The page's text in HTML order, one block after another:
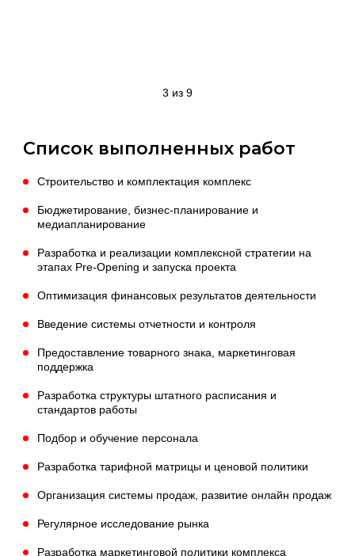
4 из 9
Список выполненных работ
Строительство и комплектация комплекс
Бюджетирование, бизнес-планирование и
медиапланирование
Разработка и реализации комплексной стратегии на
этапах Pre-Opening и запуска проекта
Оптимизация финансовых результатов деятельности
Введение системы отчетности и контроля
Предоставление товарного знака, маркетинговая
поддержка
Разработка структуры штатного расписания и
стандартов работы
Подбор и обучение персонала
Разработка тарифной матрицы и ценовой политики
Организация системы продаж, развитие онлайн продаж
Регулярное исследование рынка
Разработка маркетинговой политики комплекса